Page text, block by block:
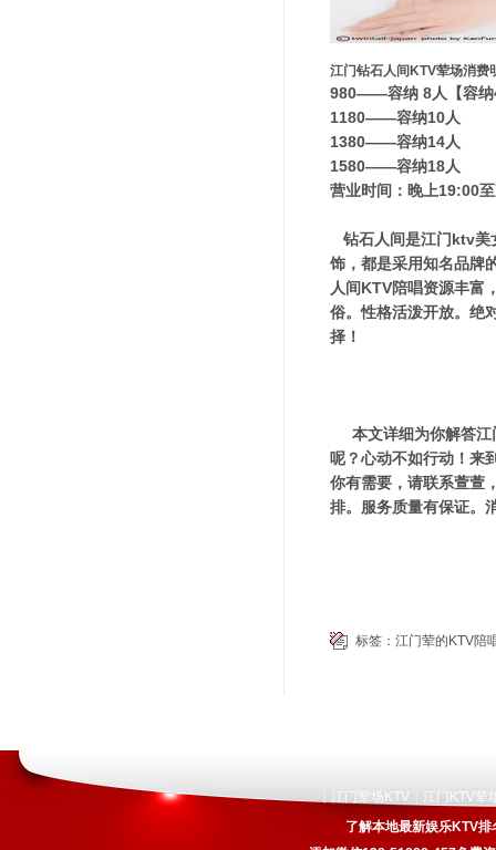
江门钻石人间KTV荤场消费
980——容纳 8人【容纳
1180——容纳10人
1380——容纳14人
1580——容纳18人
营业时间：晚上19:00
钻石人间是江门ktv美
饰，都是采用知名品牌
人间KTV陪唱资源丰富
俗。性格活泼开放。绝
择！
本文详细为你解答江
呢？心动不如行动！来
你有需要，请联系萱萱
排。服务质量有保证。
标签： 江门荤的KTV陪
江门荤场KTV
江门KTV荤
了解本地最新娱乐KTV